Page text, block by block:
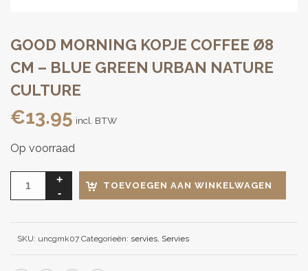
GOOD MORNING KOPJE COFFEE Ø8
CM – BLUE GREEN URBAN NATURE
CULTURE
€13.95 incl. BTW
Op voorraad
TOEVOEGEN AAN WINKELWAGEN
SKU: uncgmk07 Categorieën: servies, Servies